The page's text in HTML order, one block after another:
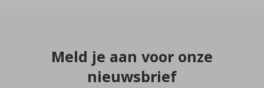
Meld je aan voor onze
nieuwsbrief